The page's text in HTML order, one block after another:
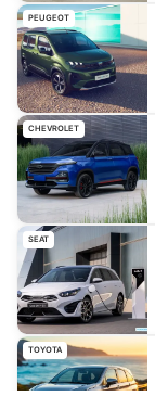
PEUGEOT
CHEVROLET
SEAT
TOYOTA